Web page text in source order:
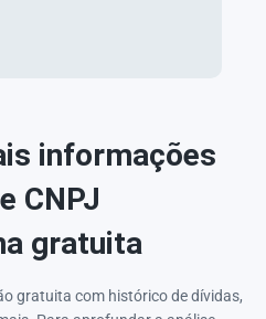
informações
CNPJ
gratuita
gratuita com histórico de dívidas,